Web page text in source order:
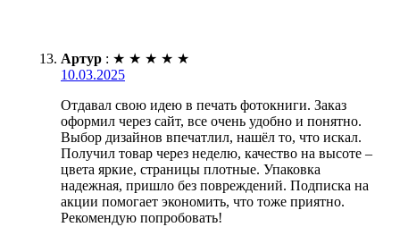
Артур : ★ ★ ★ ★ ★
10.03.2025
Отдавал свою идею в печать фотокниги. Заказ
оформил через сайт, все очень удобно и понятно.
Выбор дизайнов впечатлил, нашёл то, что искал.
Получил товар через неделю, качество на высоте –
цвета яркие, страницы плотные. Упаковка
надежная, пришло без повреждений. Подписка на
акции помогает экономить, что тоже приятно.
Рекомендую попробовать!